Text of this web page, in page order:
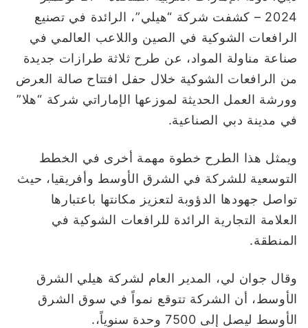
ن
ي
ا
2024 – كشفت شركة “هيلي”، الرائدة في تصنيع
الرافعات الشوكية في الصين واللاعب العالمي في
صناعة مناولة المواد، عن طرح ثلاثة طرازات جديدة
من الرافعات الشوكية خلال حفل افتتاح صالة العرض
وورشة العمل الحديثة لموزعها الإماراتي شركة “هلا”
في مدينة دبي الصناعية.
ويمثل هذا الطرح خطوة مهمة أخرى في الخطط
التوسعية للشركة في الشرق الأوسط وأفريقيا، حيث
تواصل جهودها الدؤوبة لتعزيز مكانتها باعتبارها
العلامة التجارية الرائدة للرافعات الشوكية في
المنطقة.
وقال جوان لي، المدير العام لشركة هيلي الشرق
الأوسط، أن الشركة تتوقع نمواً في سوق الشرق
الأوسط ليصل إلى 7500 وحدة سنوياً،.